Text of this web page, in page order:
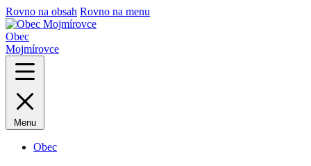
Rovno na obsah Rovno na menu
Obec
Mojmírovce
Menu
Obec